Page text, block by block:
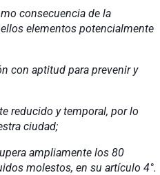
de la
elementos potencialmente
aptitud para prevenir y
y temporal, por lo
ciudad;
ampliamente los 80
molestos, en su artículo 4°.